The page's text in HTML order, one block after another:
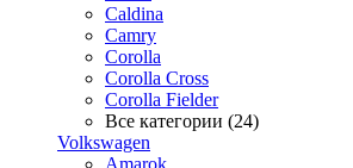
Caldina
Camry
Corolla
Corolla Cross
Corolla Fielder
Все категории (24)
Volkswagen
Amarok